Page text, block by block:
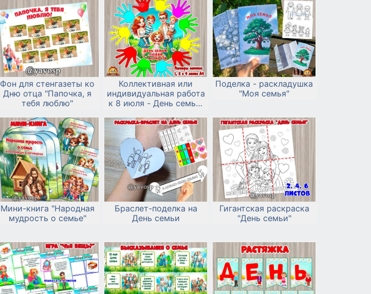
Фон для стенгазеты ко
Дню отца "Папочка, я
тебя люблю"
Коллективная или
индивидуальная работа
к 8 июля - День семьи,
Поделка - раскладушка
"Моя семья"
Мини-книга "Народная
мудрость о семье"
Браслет-поделка на
День семьи
Гигантская раскраска
"День семьи"